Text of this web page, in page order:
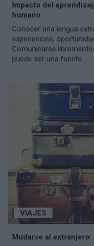
Impacto del
humano
Conocer una lengua
experiencias,
Comunicarse
puede ser una fuente...
VIAJES
Mudarse al